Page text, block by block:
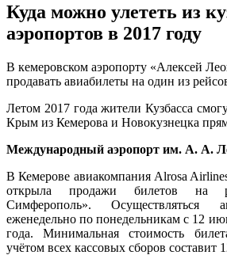
Куда можно улететь из
аэропортов в 2017 году
В кемеровском аэропорту «Алексей
продавать авиабилеты на один из
Летом 2017 года жители Кузбасса
Крым из Кемерова и Новокузнецка
Международный аэропорт им. А. А.
В Кемерове авиакомпания Alrosa
открыла продажи билетов на
Симферополь». Осуществляться
еженедельно по понедельникам с 12
года. Минимальная стоимость
учётом всех кассовых сборов составит